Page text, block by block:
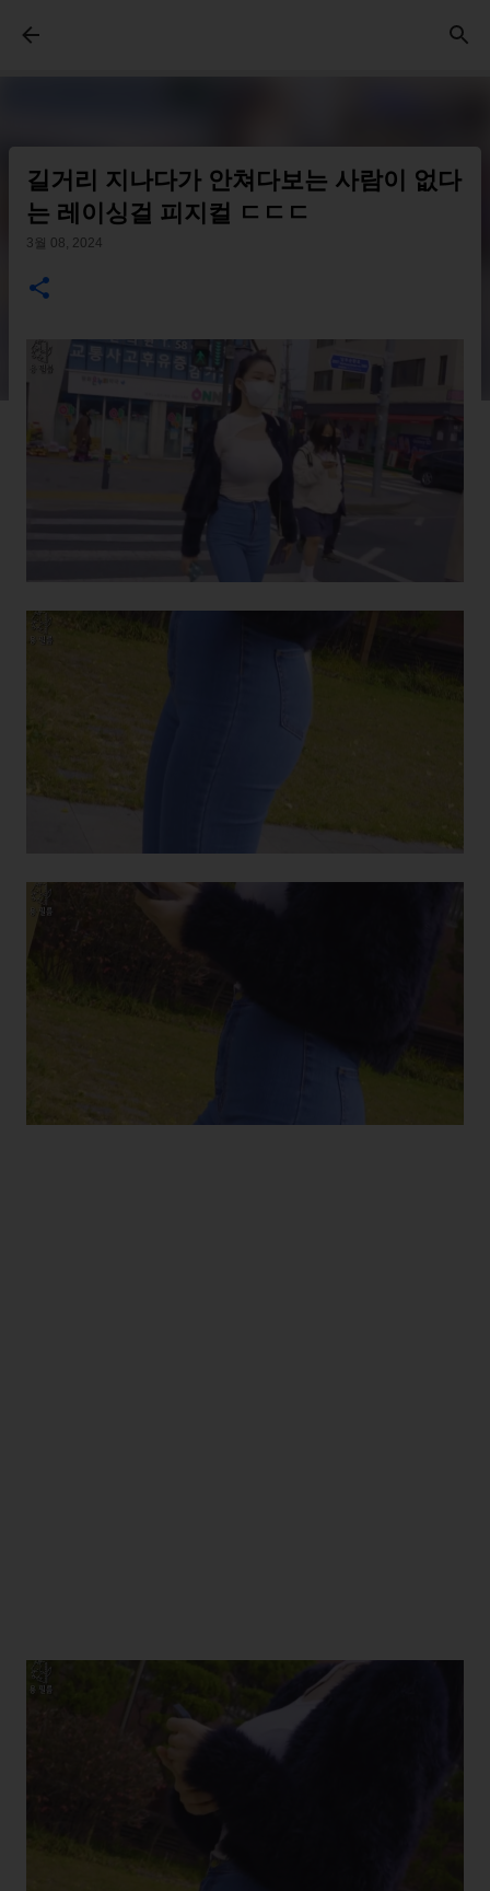
길거리 지나다가 안쳐다보는 사람이 없다
는 레이싱걸 피지컬 ㄷㄷㄷ
3월 08, 2024